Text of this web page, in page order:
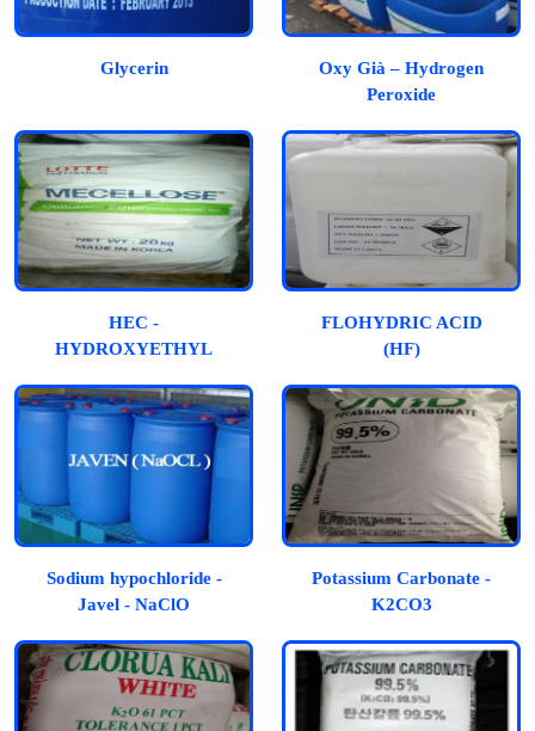
Glycerin
Oxy Già – Hydrogen
Peroxide
HEC -
HYDROXYETHYL
FLOHYDRIC ACID
(HF)
Sodium hypochloride -
Javel - NaClO
Potassium Carbonate -
K2CO3